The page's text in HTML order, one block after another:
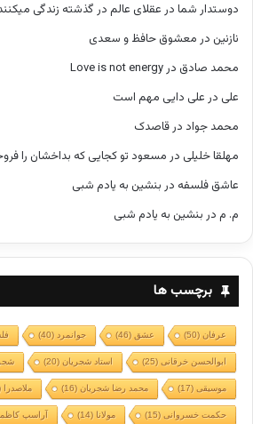
دوستدار شما در عقلای عالم در گذشته زندگی
نازنین در معشوق حافظ و سعدی
محمد صادق درLove is not energy
علی در علی دایی مهم است
محمد جواد درقاصدک
مهلقا خلیلی در مسعود تو کجایی که بداخشان را
عاشق فلسفه در بنشین به یادم شبی
م. م در بنشین به یادم شبی
برچسب ها
عرفان(50) عشق(46) جوانمرد(40)
ابوالحسن خرقانی(25) استاد شجریان(20)
موسیقی(17) محمد رضا شجریان(16) ملاصدرا
حکمت خسروانی(15) مولانا (14) آراسپ